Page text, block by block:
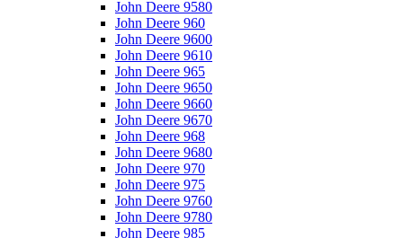
John Deere 9580
John Deere 960
John Deere 9600
John Deere 9610
John Deere 965
John Deere 9650
John Deere 9660
John Deere 9670
John Deere 968
John Deere 9680
John Deere 970
John Deere 975
John Deere 9760
John Deere 9780
John Deere 985